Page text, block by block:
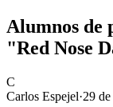
Alumnos de
"Red Nose
C
Carlos Espejel·29